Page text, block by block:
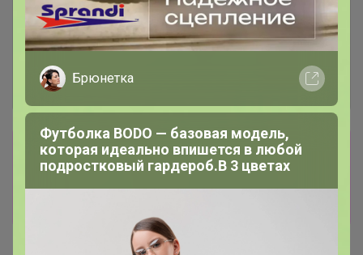
Сбор заказов в данной закупке
завершен
Брюнетка
Футболка BODO — базовая модель,
которая идеально впишется в любой
подростковый гардероб.В 3 цветах